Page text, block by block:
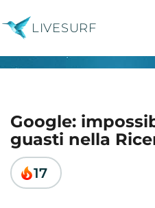
LIVESURF
Google:
guasti nella
17